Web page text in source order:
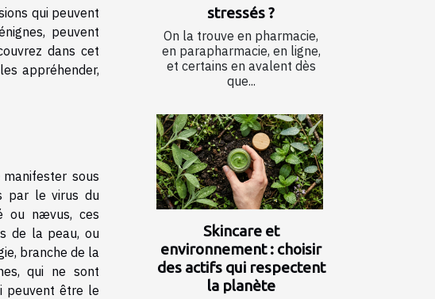
qui peuvent
peuvent
dans cet
appréhender,
sous
par le virus du
ou nævus, ces
de la peau, ou
branche de la
qui ne sont
peuvent être le
stressés ?
On la trouve en pharmacie,
en parapharmacie, en ligne,
et certains en avalent dès
que...
Skincare et
environnement : choisir
des actifs qui respectent
la planète